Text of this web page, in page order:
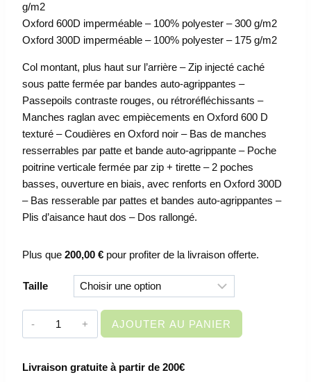
g/m2
Oxford 600D imperméable – 100% polyester – 300 g/m2
Oxford 300D imperméable – 100% polyester – 175 g/m2
Col montant, plus haut sur l’arrière – Zip injecté caché
sous patte fermée par bandes auto-agrippantes –
Passepoils contraste rouges, ou rétroréfléchissants –
Manches raglan avec empiècements en Oxford 600 D
texturé – Coudières en Oxford noir – Bas de manches
resserrables par patte et bande auto-agrippante – Poche
poitrine verticale fermée par zip + tirette – 2 poches
basses, ouverture en biais, avec renforts en Oxford 300D
– Bas resserable par pattes et bandes auto-agrippantes –
Plis d’aisance haut dos – Dos rallongé.
Plus que 200,00 € pour profiter de la livraison offerte.
Taille
quantité
de
DE
AJOUTER AU PANIER
Livraison gratuite à partir de 200€